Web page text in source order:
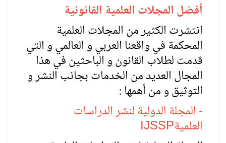
أفضل المجلات العلمية القانونية
انتشرت الكثير من المجلات العلمية
المحكمة في واقعنا العربي و العالمي و التي
قدمت لطلاب القانون و الباحثين في هذا
المجال العديد من الخدمات بجانب النشر و
التوثيق و من أهمها :
- المجلة الدولية لنشر الدراسات
العلميةIJSSP